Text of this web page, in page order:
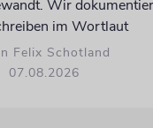
Wir
im Wortlaut
Felix Schotland
07.08.2026